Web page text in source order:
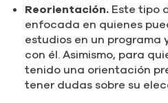
Reorientación. Este tipo
enfocada en quienes
estudios en un programa
con él. Asimismo, para
tenido una orientación
tener dudas sobre su